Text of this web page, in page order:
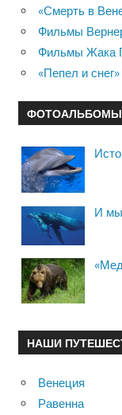
«Смерть в
Фильмы
Фильмы Жака
«Пепел и
ФОТОАЛЬБОМЫ
И
НАШИ
Венеция
Равенна